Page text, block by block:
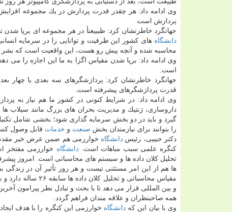
وی ادامه داد: هر چقدر قدرت پردازش در یك مجموعه
پردازش است.
جهانگرد خاطرنشان كرد: طببیعتأ در هر مجموعه ای برپا شدن
دانشگاه های كشور این ظرفیت و توانایی را در سرمایه
محاسبه شده و آنچه پیش رو هست، این واقعیت است كه بشر
وی ادامه داد: برپا شدن مقیاس اگزا به ما این اجازه را می
است.
جهانگرد خاطرنشان كرد: پردازشگرهای سه بعدی یا چهار
قدرت پردازشگرهای پیشرفته است.
وی ادامه داد: در شرایط كنونی در كشور ما هم نیاز به
داروسازی، ژنتیك و مدیریت بحران های بزرگ مانند سیلاب
را بتوانند برای نیازمندان بخش صنعت و خدمات قابل وصول
دكتر حبیبی، رئیس دانشگاه خوارزمی هم ضمن عرض خیر مقدم
كنگره علمی سبب مباهات است. دانشگاه خوارزمی مفتخر
تحلیل كلان داده ها و سیستم های محاسباتی است. امروز
ها هم از این امر مستثنی نیست و هر روز تأثیر آن در
مقیاس محاسباتی و
و بین المللی قرار می دهد تا با بحث و تبادل نظر پیرامون
همه صاحبنظران و علاقه مندان فراهم گردد.
وی با بیان این كه دانشگاه خوارزمی این كنگره را با هدف